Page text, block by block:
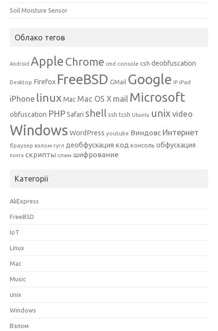
Soil Moisture Sensor
Облако тегов
Android Apple Chrome cmd console csh deobfuscation
Desktop Firefox FreeBSD GMail Google IP iPad
iPhone linux Mac Mac OS X mail Microsoft
obfuscation PHPSafari shell ssh tcsh Ubuntu unix video
Windows WordPress youtube Виндовс Интернет
браузер взлом гугл деобфускация код консоль обфускация
почта скрипты спам шифрование
Категорії
AliExpress
FreeBSD
IoT
Linux
Mac
Music
unix
Windows
Взлом